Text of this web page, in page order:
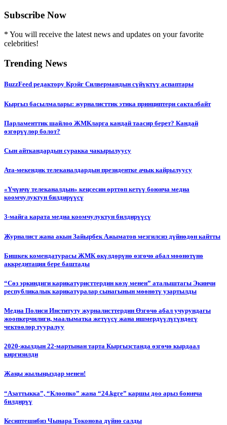
Subscribe Now
* You will receive the latest news and updates on your favorite
celebrities!
Trending News
BuzzFeed редактору Крэйг Силвермандын сүйүктүү аспаптары
Кыргыз басылмалары: журналисттик этика принциптери сакталбайт
Парламенттик шайлоо ЖМКларга кандай таасир берет? Кандай
өзгөрүүлөр болот?
Сын айткандардын суракка чакырылуусу
Ата-мекендик телеканалдардын президентке ачык кайрылуусу
«Үчүнчү телеканалдын» кеңсесин өрттөп кетүү боюнча медиа
коомчулуктун билдирүүсү
3-майга карата медиа коомчулуктун билдирүүсү
Журналист жана акын Зайырбек Ажыматов мезгилсиз дүйнөдөн кайтты
Бишкек комендатурасы ЖМК өкүлдөрүнө өзгөчө абал мөөнөтүнө
аккредитация бере баштады
“Сөз эркиндиги карикатуристтердин көзү менен” аталыштагы Экинчи
республикалык карикатуралар сынагынын мөөнөтү узартылды
Медиа Полиси Институту журналисттердин Өзгөчө абал учурундагы
жоопкерчилиги, маалыматка жетүүсү жана ишмердүүлүгүндөгү
чектөөлөр тууралуу
2020-жылдын 22-мартынан тарта Кыргызстанда өзгөчө кырдаал
киргизилди
Жаңы жылыңыздар менен!
“Азаттыкка”, “Клоопко” жана “24.kgге” каршы доо арыз боюнча
билдирүү
Кесиптешибиз Чынара Токонова дүйнө салды